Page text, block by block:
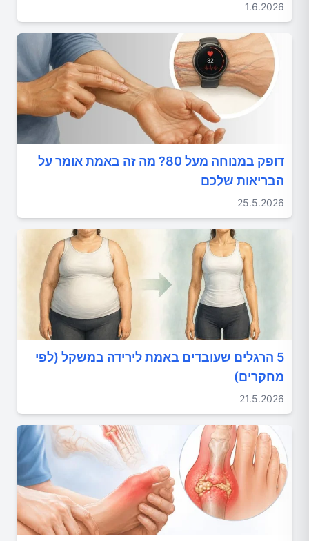
1.6.2026
דופק במנוחה מעל 80? מה זה באמת אומר על
הבריאות שלכם
25.5.2026
5 הרגלים שעובדים באמת לירידה במשקל (לפי
מחקרים)
21.5.2026